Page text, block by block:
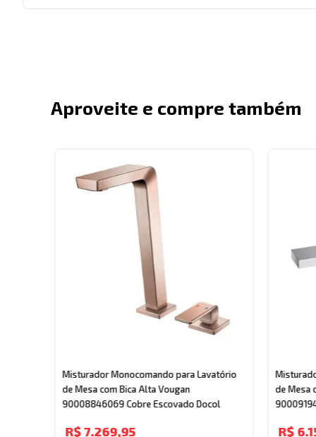
Aproveite e compre também
Misturador Monocomando para Lavatório
de Mesa com Bica Alta Vougan
90008846069 Cobre Escovado Docol
R$7.269,95
de Mesa
R$ 6.